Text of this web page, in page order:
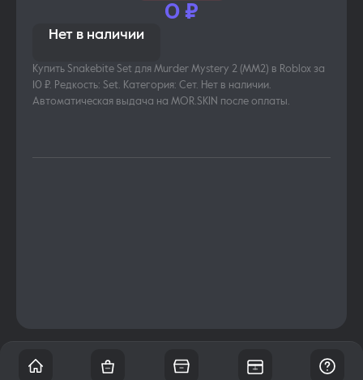
0 ₽
Нет в наличии
Купить Snakebite Set для Murder Mystery 2 (MM2) в Roblox за
10 ₽. Редкость: Set. Категория: Сет. Нет в наличии.
Автоматическая выдача на MOR.SKIN после оплаты.